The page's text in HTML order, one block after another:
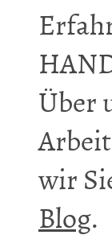
Über
wir
Blog.